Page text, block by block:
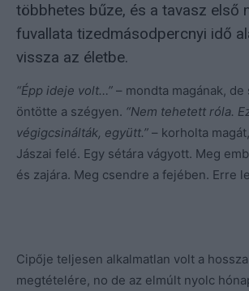
többhetes bűze, és a tavasz első
fuvallata tizedmásodpercnyi idő
vissza az életbe.
“Épp ideje volt…” – mondta magának,
öntötte a szégyen. “Nem tehetett róla.
végigcsinálták, együtt.” – korholta
Jászai felé. Egy sétára vágyott. Meg
és zajára. Meg csendre a fejében. Erre
Cipője teljesen alkalmatlan volt a
megtételére, no de az elmúlt nyolc